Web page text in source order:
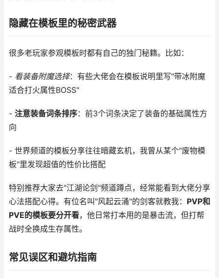
隐藏在模板里的秘密武器
很多老玩家参观模板时都有自己的独门秘籍。比如：
- 看装备附魔选择：有些大佬会在模板说明里写"带冰附魔
适合打火属性BOSS"
- 注意装备词条排序：前3个词条决定了装备的基础属性方
向
- 世界频道的模板分享往往暗藏玄机，我曾从某个"废物模
板"里发现超值的性价比搭配
特别推荐大家去"江湖论剑"频道蹲点，经常能看到大佬分享
心法搭配心得。有位名叫"风起云涌"的剑客就教我： PVP和
PVE的模板要分开看，他日常打本用的是暴击流，但打帮
战时全换成生存属性。
常见误区和避坑指南